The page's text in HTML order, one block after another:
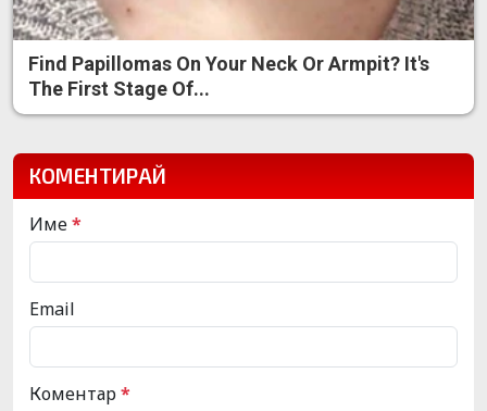
Find Papillomas On Your Neck Or Armpit? It's
The First Stage Of...
КОМЕНТИРАЙ
Име*
Email
Коментар*